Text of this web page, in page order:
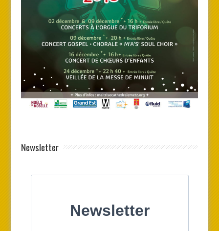
Newsletter